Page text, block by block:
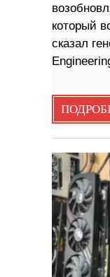
который
сказал